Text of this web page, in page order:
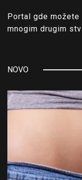
Portal gde
mnogim drugim
NOVO